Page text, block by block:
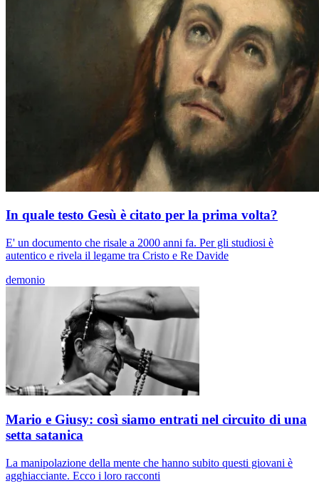
In quale testo Gesù è citato per la prima volta?
E' un documento che risale a 2000 anni fa. Per gli studiosi è
autentico e rivela il legame tra Cristo e Re Davide
demonio
Mario e Giusy: così siamo entrati nel circuito di una
setta satanica
La manipolazione della mente che hanno subito questi giovani è
agghiacciante. Ecco i loro racconti